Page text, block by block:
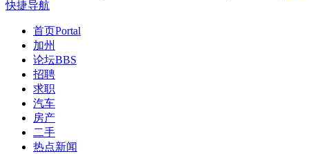
快捷导航
首页Portal
加州
论坛BBS
招聘
求职
汽车
房产
二手
热点新闻